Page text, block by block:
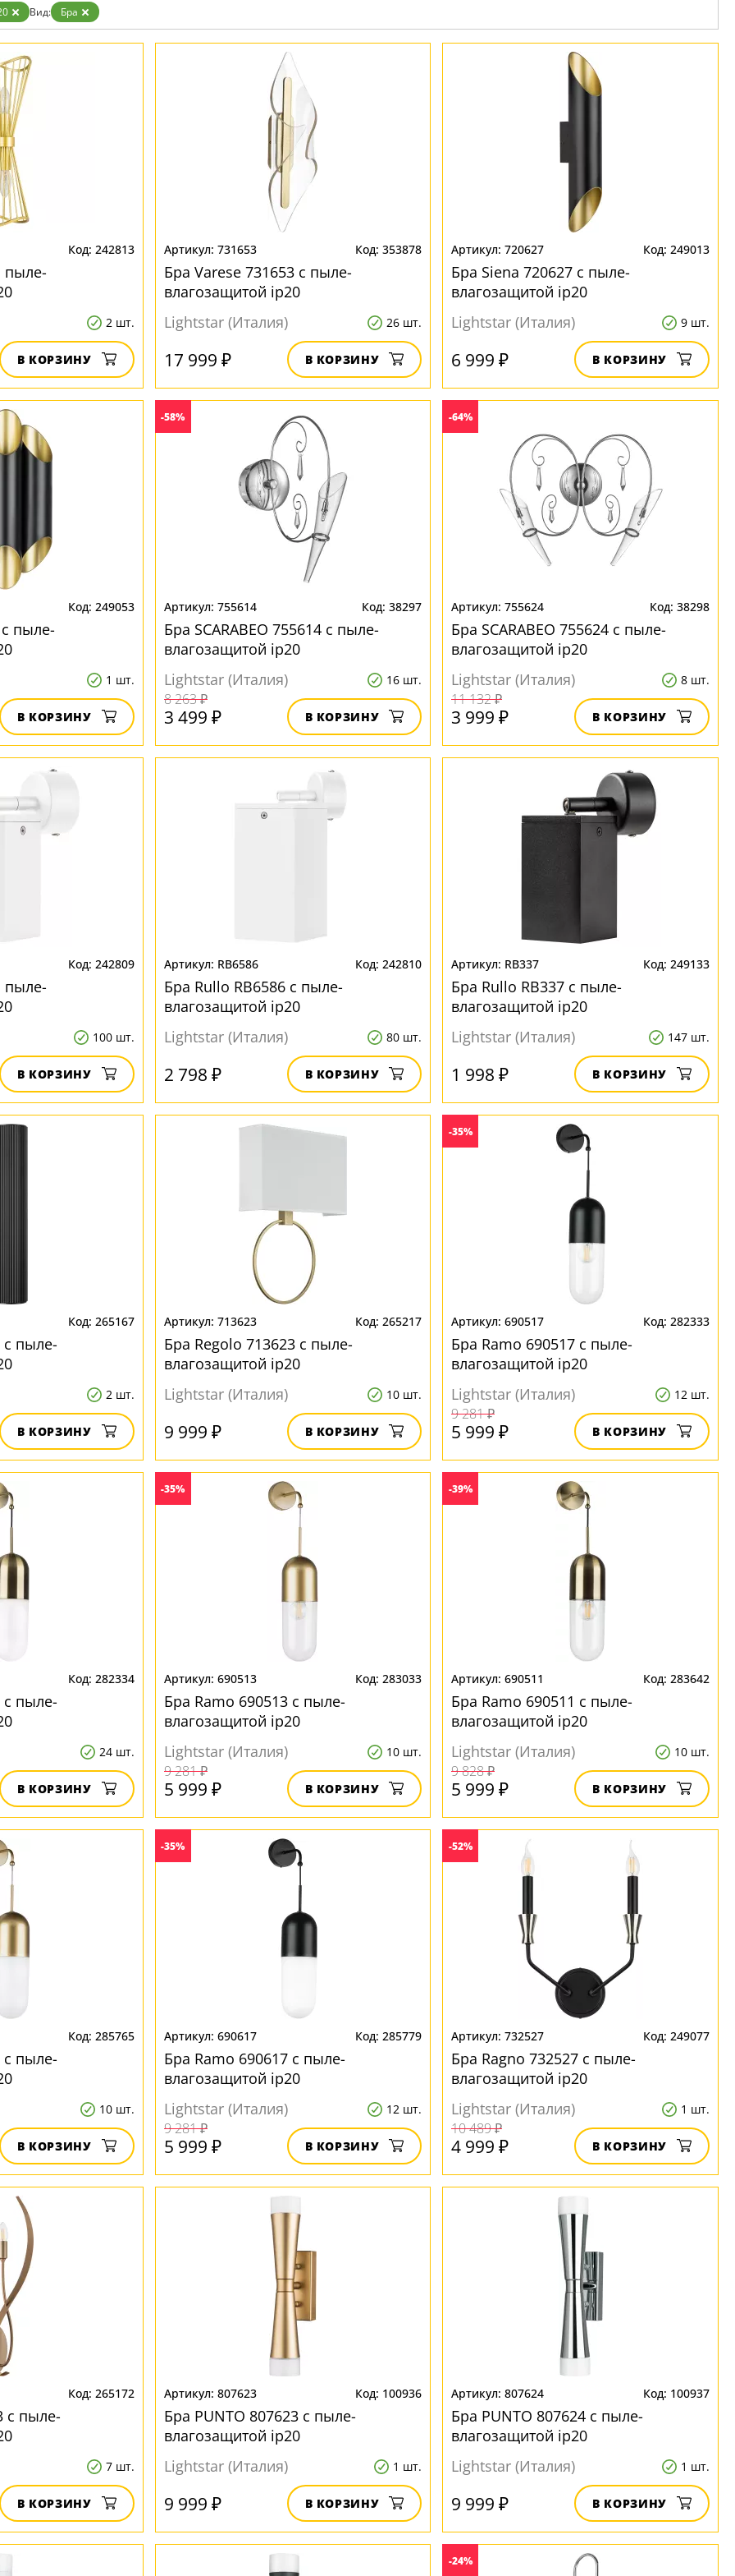
Прозрачные
Хром
Черные
Вид: Бра
242813
пыле-
2 шт.
В КОРЗИНУ
731653 353878
Бра Varese 731653 с пыле-
влагозащитой ip20
Lightstar (Италия)
26 шт.
17 999 ₽ В КОРЗИНУ
720627 249013
Бра Siena 720627 с пыле-
влагозащитой ip20
Lightstar (Италия)
9 шт.
6 999 ₽ В КОРЗИНУ
249053
пыле-
1 шт.
В КОРЗИНУ
-58%
755614 38297
Бра SCARABEO 755614 с пыле-
влагозащитой ip20
Lightstar (Италия)
16 шт.
8 263 ₽
3 499 ₽ В КОРЗИНУ
-64%
755624 38298
Бра SCARABEO 755624 с пыле-
влагозащитой ip20
Lightstar (Италия)
8 шт.
11 132 ₽
3 999 ₽ В КОРЗИНУ
242809
пыле-
100 шт.
В КОРЗИНУ
RB6586 242810
Бра Rullo RB6586 с пыле-
влагозащитой ip20
Lightstar (Италия)
80 шт.
2 798 ₽ В КОРЗИНУ
RB337 249133
Бра Rullo RB337 с пыле-
влагозащитой ip20
Lightstar (Италия)
147 шт.
1 998 ₽ В КОРЗИНУ
265167
с пыле-
2 шт.
В КОРЗИНУ
713623 265217
Бра Regolo 713623 с пыле-
влагозащитой ip20
Lightstar (Италия)
10 шт.
9 999 ₽ В КОРЗИНУ
-35%
690517 282333
Бра Ramo 690517 с пыле-
влагозащитой ip20
Lightstar (Италия)
12 шт.
9 281 ₽
5 999 ₽ В КОРЗИНУ
282334
с пыле-
24 шт.
В КОРЗИНУ
-35%
690513 283033
Бра Ramo 690513 с пыле-
влагозащитой ip20
Lightstar (Италия)
10 шт.
9 281 ₽
5 999 ₽ В КОРЗИНУ
-39%
690511 283642
Бра Ramo 690511 с пыле-
влагозащитой ip20
Lightstar (Италия)
10 шт.
9 828 ₽
5 999 ₽ В КОРЗИНУ
285765
с пыле-
10 шт.
В КОРЗИНУ
-35%
690617 285779
Бра Ramo 690617 с пыле-
влагозащитой ip20
Lightstar (Италия)
12 шт.
9 281 ₽
5 999 ₽ В КОРЗИНУ
-52%
732527 249077
Бра Ragno 732527 с пыле-
влагозащитой ip20
Lightstar (Италия)
1 шт.
10 489 ₽
4 999 ₽ В КОРЗИНУ
265172
с пыле-
7 шт.
В КОРЗИНУ
807623 100936
Бра PUNTO 807623 с пыле-
влагозащитой ip20
Lightstar (Италия)
1 шт.
9 999 ₽ В КОРЗИНУ
807624 100937
Бра PUNTO 807624 с пыле-
влагозащитой ip20
Lightstar (Италия)
1 шт.
9 999 ₽ В КОРЗИНУ
-24%